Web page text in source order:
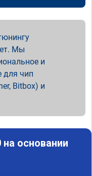
Мы
и
для чип
Bitbox) и
основании